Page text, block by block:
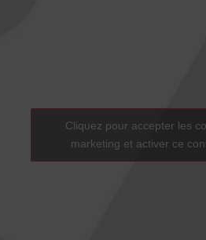
Cliquez pour accepter les
marketing et activer ce